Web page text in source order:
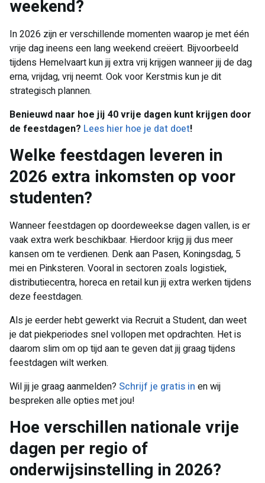
weekend?
In 2026 zijn er verschillende momenten waarop je met één
vrije dag ineens een lang weekend creëert. Bijvoorbeeld
tijdens Hemelvaart kun jij extra vrij krijgen wanneer jij de dag
erna, vrijdag, vrij neemt. Ook voor Kerstmis kun je dit
strategisch plannen.
Benieuwd naar hoe jij 40 vrije dagen kunt krijgen door
de feestdagen? Lees hier hoe je dat doet!
Welke feestdagen leveren in
2026 extra inkomsten op voor
studenten?
Wanneer feestdagen op doordeweekse dagen vallen, is er
vaak extra werk beschikbaar. Hierdoor krijg jij dus meer
kansen om te verdienen. Denk aan Pasen, Koningsdag, 5
mei en Pinksteren. Vooral in sectoren zoals logistiek,
distributiecentra, horeca en retail kun jij extra werken tijdens
deze feestdagen.
Als je eerder hebt gewerkt via Recruit a Student, dan weet
je dat piekperiodes snel vollopen met opdrachten. Het is
daarom slim om op tijd aan te geven dat jij graag tijdens
feestdagen wilt werken.
Wil jij je graag aanmelden? Schrijf je gratis in en wij
bespreken alle opties met jou!
Hoe verschillen nationale vrije
dagen per regio of
onderwijsinstelling in 2026?